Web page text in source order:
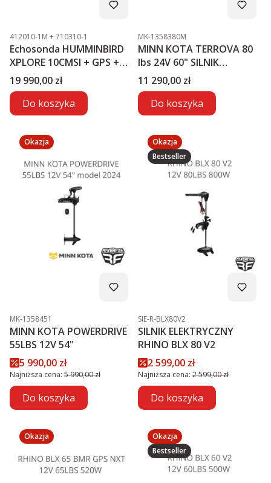
Kod produktu
412010-1M + 710310-1
Echosonda HUMMINBIRD
XPLORE 10CMSI + GPS +
MEGA LIVE2
Cena
19 990,00 zł
Do koszyka
Kod produktu
MK-1358380M
MINN KOTA TERROVA 80
lbs 24V 60" SILNIK
ELEKTRYCZNY
Cena
11 290,00 zł
Do koszyka
Okazja
Kod produktu
MK-1358451
MINN KOTA POWERDRIVE
55LBS 12V 54"
Cena promocyjna
5 990,00 zł
Najniższa cena: 5 990,00 zł
Do koszyka
Okazja
Bestseller
Kod produktu
SIE-R-BLX80V2
SILNIK ELEKTRYCZNY
RHINO BLX 80 V2
Cena promocyjna
2 599,00 zł
Najniższa cena: 2 599,00 zł
Do koszyka
Okazja
Okazja
Bestseller